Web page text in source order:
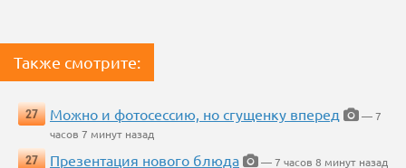
Также смотрите:
27 Можно и фотосессию, но сгущенку вперед
— 7
часов 7 минут назад
27
Презентация нового блюда
— 7 часов 8 минут назад